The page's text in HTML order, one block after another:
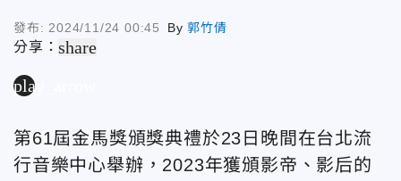
發布: 2024/11/24 00:45 By郭竹倩
分享：share
play_arrow
第61屆金馬獎頒獎典禮於23日晚間在台北流
行音樂中心舉辦，2023年獲頒影帝、影后的